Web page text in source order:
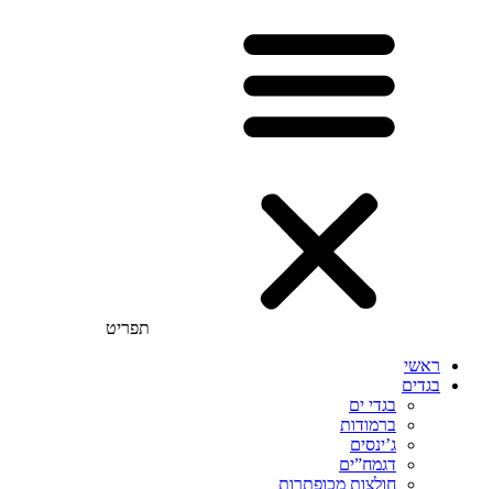
תפריט
ראשי
בגדים
בגדי ים
ברמודות
ג’ינסים
דגמח”ים
חולצות מכופתרות